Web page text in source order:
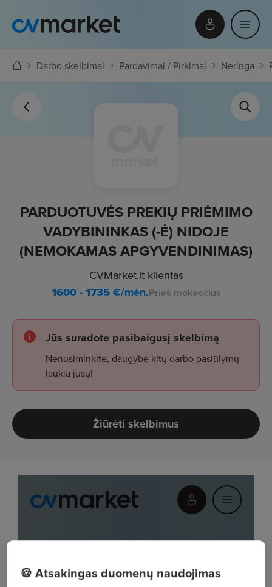
Darbo skelbimai Pardavimai / Pirkimai Neringa
PARDUOTUVĖS PREKIŲ PRIĖMIMO
VADYBININKAS (-Ė) NIDOJE
(NEMOKAMAS APGYVENDINIMAS)
CVMarket.lt klientas
1600 - 1735€/mėn.Prieš mokesčius
Jūs suradote pasibaigusį skelbimą
Nenusiminkite, daugybė kitų darbo pasiūlymų
laukia jūsų!
Žiūrėti skelbimus
🍪 Atsakingas duomenų naudojimas